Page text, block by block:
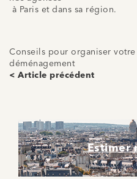
à Paris et dans sa région.
Conseils pour organiser votre
déménagement
< Article précédent
Estimer